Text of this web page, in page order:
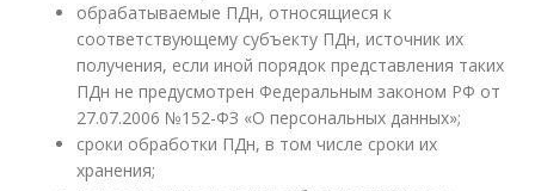
обрабатываемые ПДн, относящиеся к
соответствующему субъекту ПДн, источник их
получения, если иной порядок представления таких
ПДн не предусмотрен Федеральным законом РФ от
27.07.2006 №152-ФЗ «О персональных данных»;
сроки обработки ПДн, в том числе сроки их
хранения;